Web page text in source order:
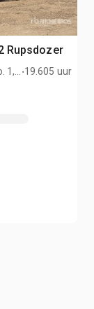
Rupsdozer
1,
.19.605 uur